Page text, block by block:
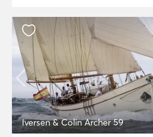
Iversen & Colin Archer 59